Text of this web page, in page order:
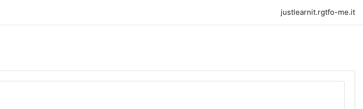
justlearnit.rgtfo-me.it